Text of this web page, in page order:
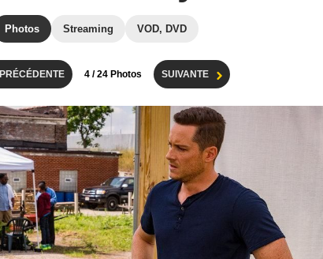
Photos Streaming VOD, DVD
PRÉCÉDENTE 4 / 24 Photos SUIVANTE